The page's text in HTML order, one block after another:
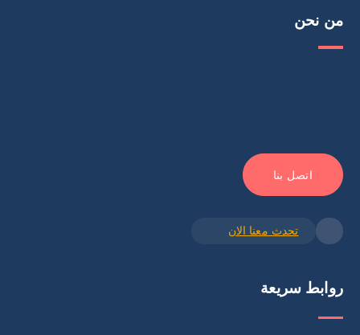
من نحن
اتصل بنا
تحدث معنا الان
روابط سريعة